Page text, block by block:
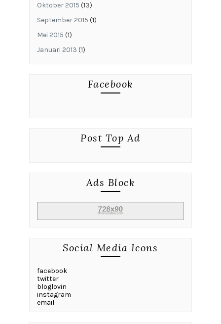
Oktober 2015 (13)
September 2015 (1)
Mei 2015 (1)
Januari 2013 (1)
Facebook
Post Top Ad
Ads Block
Social Media Icons
facebook
twitter
bloglovin
instagram
email